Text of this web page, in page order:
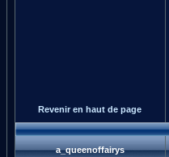
Revenir en haut de page
a_queenoffairys